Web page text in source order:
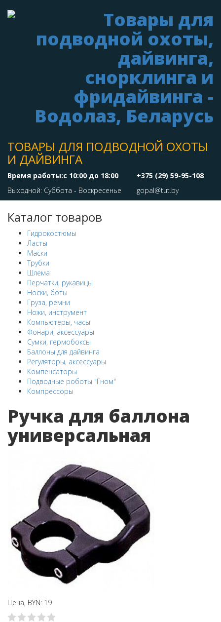
ТОВАРЫ ДЛЯ ПОДВОДНОЙ ОХОТЫ
И ДАЙВИНГА
Время работы:с 10:00 до 18:00
Выходной: Суббота - Воскресенье
+375 (29) 59-95-108
gopal@tut.by
Каталог товаров
Гидрокостюмы
Ласты
Маски
Трубки
Шлема
Перчатки, рукавицы
Носки, боты
Груза, ремни
Ножи, инструмент
Компьютеры, часы
Фонари, аксессуары
Сумки, гермобоксы
Баллоны для дайвинга
Регуляторы, аксессуары
Компенсаторы
Подводные роботы "Гном"
Компрессоры
Ручка для баллона
универсальная
Цена, BYN: 19